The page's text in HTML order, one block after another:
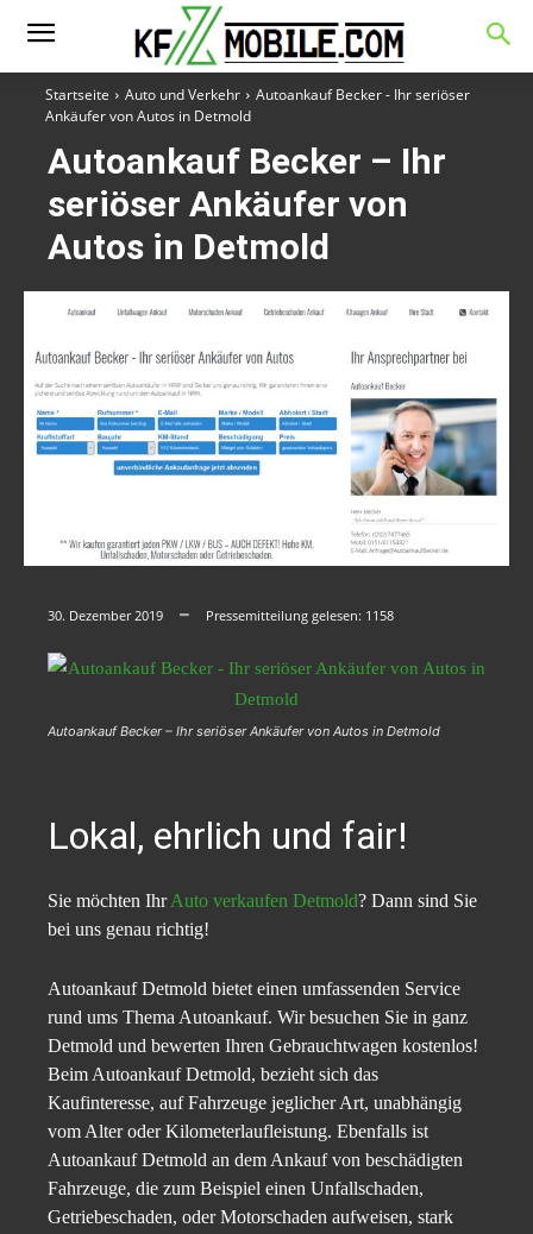
Startseite Auto und Verkehr
Autoankauf Becker - Ihr seriöser
Ankäufer von Autos in Detmold
Autoankauf Becker – Ihr
seriöser Ankäufer von
Autos in Detmold
30. Dezember 2019 Pressemitteilung gelesen: 1158
Autoankauf Becker – Ihr seriöser Ankäufer von Autos in Detmold
Lokal, ehrlich und fair!
Sie möchten IhrAuto verkaufen Detmold? Dann sind Sie
bei uns genau richtig!
Autoankauf Detmold bietet einen umfassenden Service
rund ums Thema Autoankauf. Wir besuchen Sie in ganz
Detmold und bewerten Ihren Gebrauchtwagen kostenlos!
Beim Autoankauf Detmold, bezieht sich das
Kaufinteresse, auf Fahrzeuge jeglicher Art, unabhängig
vom Alter oder Kilometerlaufleistung. Ebenfalls ist
Autoankauf Detmold an dem Ankauf von beschädigten
Fahrzeuge, die zum Beispiel einen Unfallschaden,
Getriebeschaden, oder Motorschaden aufweisen, stark